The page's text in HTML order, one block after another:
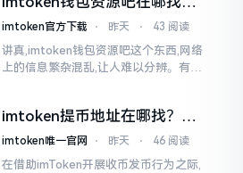
这些坑我帮你趟过
imtoken官方下载 ⋅ 昨天 ⋅ 43 阅读
讲真,imtoken钱包资源吧这个东西,网络
上的信息繁杂混乱,让人难以分辨。有的
imtoken提币地址在哪找？手
把手教你快速查看
imtoken唯一官网 ⋅ 昨天 ⋅ 46 阅读
在借助imToken开展收币发币行为之际,